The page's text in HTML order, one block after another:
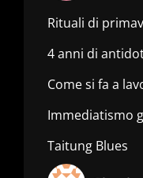
Rituali di
4 anni di
Come si fa a
Immediatismo
Taitung Blues